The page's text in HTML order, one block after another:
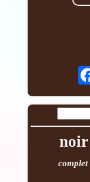
noir
complet